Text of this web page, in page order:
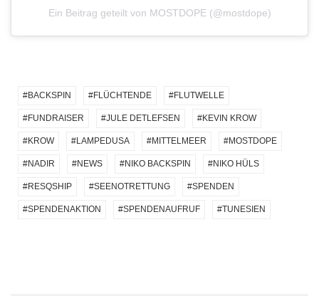
Ein Beitrag geteilt von MOSTDOPE (@mostdope)
BACKSPIN FLÜCHTENDE FLUTWELLE
FUNDRAISER JULE DETLEFSEN KEVIN KROW
KROW LAMPEDUSA MITTELMEER MOSTDOPE
NADIR NEWS NIKO BACKSPIN NIKO HÜLS
RESQSHIP SEENOTRETTUNG SPENDEN
SPENDENAKTION SPENDENAUFRUF TUNESIEN